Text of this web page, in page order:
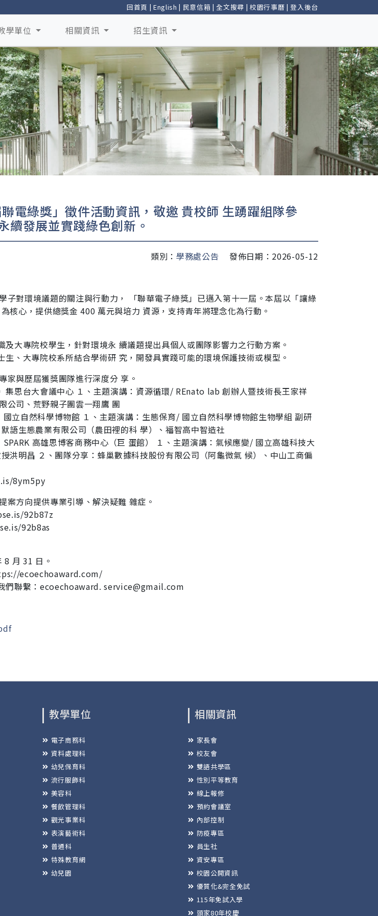
回首頁 | English | 民意信箱 |全文搜尋 | 校園行事曆 |登入後台
學單位 相關資訊 招生資訊
電綠獎」徵件活動資訊，敬邀 貴校師 生踴躍組隊參
續發展並實踐綠色創新。
類別： 學務處公告
發佈日期：2026-05-12
子對環境議題的關注與行動力， 「聯華電子綠獎」已邁入第十一屆。本屆以「讓綠
核心，提供總獎金 400 萬元與培力 資源，支持青年將理念化為行動。
大專院校學生，針對環境永 續議題提出具個人或團隊影響力之行動方案。
、大專院校系所結合學術研 究，開發具實踐可能的環境保護技術或模型。
家與歷屆獲獎團隊進行深度分 享。
集思台大會議中心 １、主題演講：資源循環/ REnato lab 創辦人暨技術長王家祥
公司、荒野親子團雲一翔鷹 團
立自然科學博物館 １、主題演講：生態保育/ 國立自然科學博物館生物學組 副研
語生態農業有限公司（農田裡的科 學）、福智高中智造社
高雄思博客商務中心（巨 蛋館） １、主題演講：氣候應變/ 國立高雄科技大
洪明昌 ２、團隊分享：蜂巢數據科技股份有限公司（阿龜微氣 候）、中山工商偏
8ym5py
案方向提供專業引導、解決疑難 雜症。
92b87z
92b8as
月 31 日。
ecoechoaward.com/
們聯繫：ecoechoaward. service@gmail.com
教學單位
電子商務科
資料處理科
幼兒保育科
流行服飾科
美容科
餐飲管理科
觀光事業科
表演藝術科
普通科
特殊教育網
幼兒園
相關資訊
家長會
校友會
雙語共學區
性別平等教育
線上報修
預約會議室
內部控制
防疫專區
員生社
資安專區
校園公開資訊
優質化&完全免試
115年免試入學
頭家80年校慶